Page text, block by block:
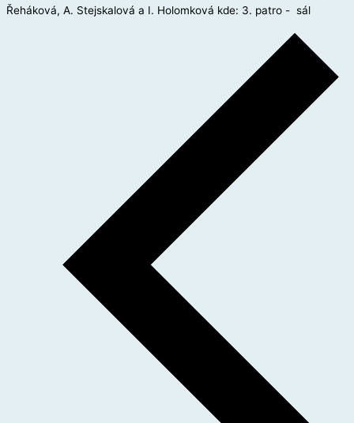
Řeháková, A. Stejskalová a I. Holomková kde: 3. patro - sál